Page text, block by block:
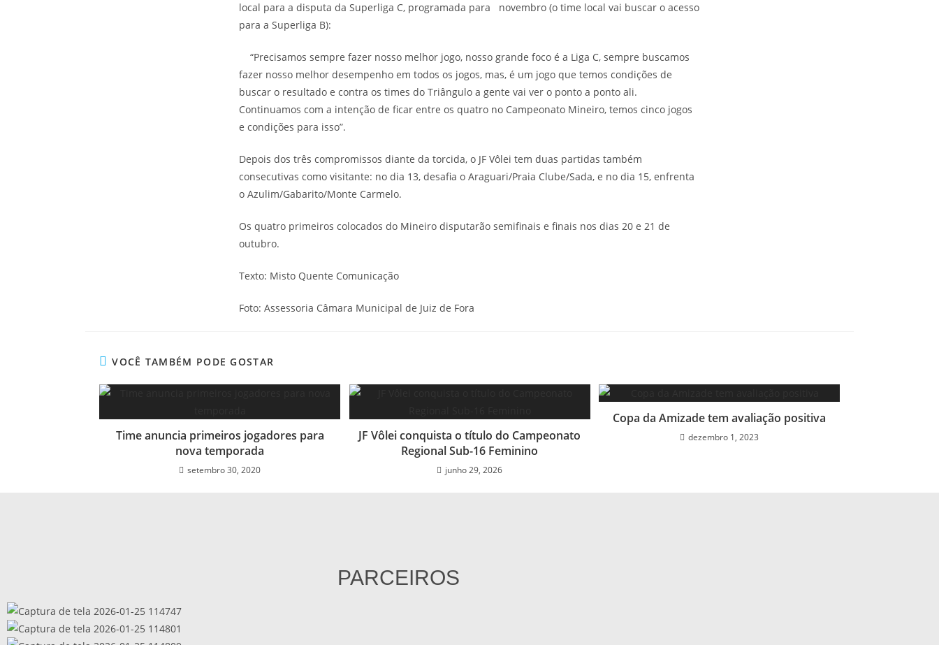
local para a disputa da Superliga C, programada para novembro (o time local vai buscar o acesso
para a Superliga B):
“Precisamos sempre fazer nosso melhor jogo, nosso grande foco é a Liga C, sempre buscamos
fazer nosso melhor desempenho em todos os jogos, mas, é um jogo que temos condições de
buscar o resultado e contra os times do Triângulo a gente vai ver o ponto a ponto ali.
Continuamos com a intenção de ficar entre os quatro no Campeonato Mineiro, temos cinco jogos
e condições para isso”.
Depois dos três compromissos diante da torcida, o JF Vôlei tem duas partidas também
consecutivas como visitante: no dia 13, desafia o Araguari/Praia Clube/Sada, e no dia 15, enfrenta
o Azulim/Gabarito/Monte Carmelo.
Os quatro primeiros colocados do Mineiro disputarão semifinais e finais nos dias 20 e 21 de
outubro.
Texto: Misto Quente Comunicação
Foto: Assessoria Câmara Municipal de Juiz de Fora
VOCÊ TAMBÉM PODE GOSTAR
Time anuncia primeiros jogadores para
nova temporada
setembro 30, 2020
JF Vôlei conquista o título do Campeonato
Regional Sub-16 Feminino
junho 29, 2026
Copa da Amizade tem avaliação positiva
dezembro 1, 2023
PARCEIROS